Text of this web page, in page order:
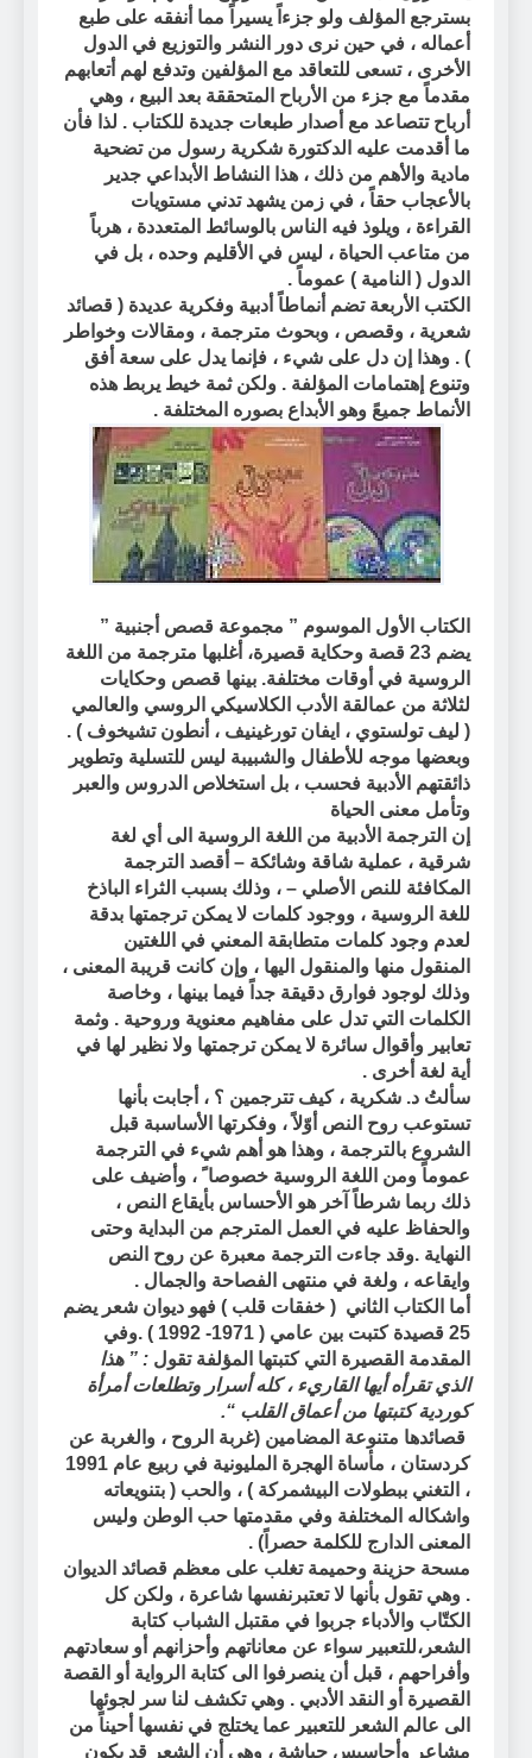
بسترجع المؤلف ولو جزءاً يسيراً مما أنفقه على طبع
أعماله ، في حين نرى دور النشر والتوزيع في الدول
الأخرى ، تسعى للتعاقد مع المؤلفين وتدفع لهم أتعابهم
مقدماً مع جزء من الأرباح المتحققة بعد البيع ، وهي
أرباح تتصاعد مع أصدار طبعات جديدة للكتاب . لذا فأن
ما أقدمت عليه الدكتورة شكرية رسول من تضحية
مادية والأهم من ذلك ، هذا النشاط الأبداعي جدير
بالأعجاب حقاً ، في زمن يشهد تدني مستويات
القراءة ، ويلوذ فيه الناس بالوسائط المتعددة ، هرباً
من متاعب الحياة ، ليس في الأقليم وحده ، بل في
الدول ( النامية ) عموماً .
الكتب الأربعة تضم أنماطاً أدبية وفكرية عديدة ( قصائد
شعرية ، وقصص ، وبحوث مترجمة ، ومقالات وخواطر
) . وهذا إن دل على شيء ، فإنما يدل على سعة أفق
وتنوع إهتمامات المؤلفة . ولكن ثمة خيط يربط هذه
الأنماط جميعً وهو الأبداع بصوره المختلفة .
الكتاب الأول الموسوم ” مجموعة قصص أجنبية ”
يضم 23 قصة وحكاية قصيرة، أغلبها مترجمة من اللغة
الروسية في أوقات مختلفة. بينها قصص وحكايات
لثلاثة من عمالقة الأدب الكلاسيكي الروسي والعالمي
( ليف تولستوي ، ايفان تورغينيف ، أنطون تشيخوف ) .
وبعضها موجه للأطفال والشبيبة ليس للتسلية وتطوير
ذائقتهم الأدبية فحسب ، بل استخلاص الدروس والعبر
وتأمل معنى الحياة
إن الترجمة الأدبية من اللغة الروسية الى أي لغة
شرقية ، عملية شاقة وشائكة – أقصد الترجمة
المكافئة للنص الأصلي – ، وذلك بسبب الثراء الباذخ
للغة الروسية ، ووجود كلمات لا يمكن ترجمتها بدقة
لعدم وجود كلمات متطابقة المعني في اللغتين
المنقول منها والمنقول اليها ، وإن كانت قريبة المعنى ،
وذلك لوجود فوارق دقيقة جداً فيما بينها ، وخاصة
الكلمات التي تدل على مفاهيم معنوية وروحية . وثمة
تعابير وأقوال سائرة لا يمكن ترجمتها ولا نظير لها في
أية لغة أخرى .
سألتُ د. شكرية ، كيف تترجمين ؟ ، أجابت بأنها
تستوعب روح النص أوّلاً ، وفكرتها الأساسبة قبل
الشروع بالترجمة ، وهذا هو أهم شيء في الترجمة
عموماً ومن اللغة الروسية خصوصا ً ، وأضيف على
ذلك ربما شرطاً آخر هو الأحساس بأيقاع النص ،
والحفاظ عليه في العمل المترجم من البداية وحتى
النهاية .وقد جاءت الترجمة معبرة عن روح النص
وايقاعه ، ولغة في منتهى الفصاحة والجمال .
أما الكتاب الثاني ( خفقات قلب ) فهو ديوان شعر يضم
25 قصيدة
كتبت بين عامي ( 1971- 1992 ) .وفي
المقدمة القصيرة التي كتبتها المؤلفة تقول : ” هذا
الذي تقرأه أيها القاريء ، كله أسرار وتطلعات أمرأة
كوردية كتبتها من أعماق القلب “.
قصائدها متنوعة المضامين (غربة الروح ، والغربة عن
كردستان ، مأساة الهجرة المليونية في ربيع عام 1991
، التغني ببطولات البيشمركة ) ، والحب ( بتنويعاته
واشكاله المختلفة وفي مقدمتها حب الوطن وليس
المعنى الدارج للكلمة حصراً) .
مسحة حزينة وحميمة تغلب على معظم قصائد الديوان
. وهي تقول بأنها لا تعتبرنفسها شاعرة ، ولكن كل
الكتّاب والأدباء جربوا في مقتبل الشباب كتابة
الشعر،للتعبير سواء عن معاناتهم وأحزانهم أو سعادتهم
وأفراحهم ، قبل أن ينصرفوا الى كتابة الرواية أو القصة
القصيرة أو النقد الأدبي . وهي تكشف لنا سر لجوئها
الى عالم الشعر للتعبير عما يختلج في نفسها أحيناً من
مشاعر وأحاسيس جياشة ، وهي أن الشعر قد يكون